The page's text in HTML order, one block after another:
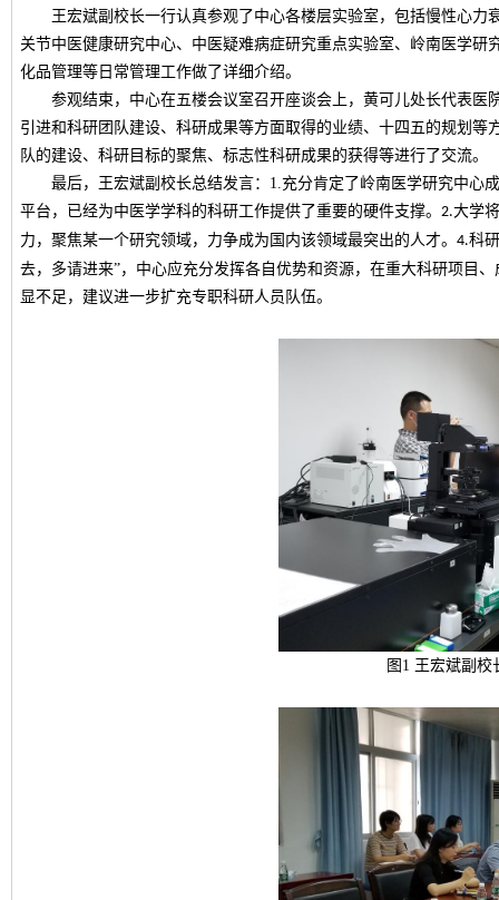
王宏斌副校长一行认真参观 了中心各楼层实验室，包括慢性心力
关节中医健康研究中心、 中医疑难病症研究重点实验室、 岭南医学研
化品管理等日常管理工作做了详细介绍。
参观结束，中心在五楼会议室召开座谈会上，黄可儿处长代表医
引进和科研团队建设、科研成果等方面取得的业绩、十四五的规划等
队的建设、科研目标的聚焦、标志性科研成果的获得等进行了交流。
最后，王宏斌副校长总结发言： 1.充分肯定了岭南医学研究中心
平台，已经为中医学学科的科研工作提供了重要的硬件支撑。 2.大学
力，聚焦某一个研究领域，力争成为国内该领域最突出的人才。 4.科
去，多请进来”，中心应充分发挥各自优势和资源，在重大科研项目
显不足，建议进一步扩充专职科研人员队伍。
图 1 王宏斌副校